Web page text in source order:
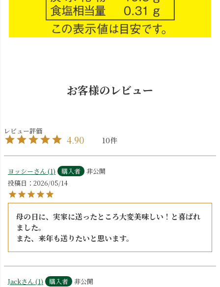
お客様のレビュー
4.90 10
ヨッシー 1 購入者
非公開
投稿日
2026/05/14
母の日に、実家に送ったところ大変美味しい！と喜ばれ
ました。
また、来年も送りたいと思います。
Jack 1 購入者
非公開